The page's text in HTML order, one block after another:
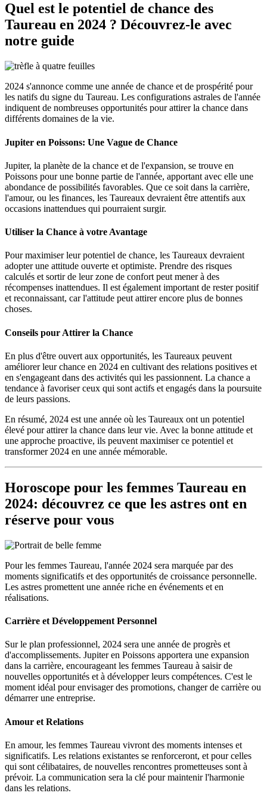
Quel est le potentiel de chance des
Taureau en 2024 ? Découvrez-le avec
notre guide
2024 s'annonce comme une année de chance et de prospérité pour
les natifs du signe du Taureau. Les configurations astrales de l'année
indiquent de nombreuses opportunités pour attirer la chance dans
différents domaines de la vie.
Jupiter en Poissons: Une Vague de Chance
Jupiter, la planète de la chance et de l'expansion, se trouve en
Poissons pour une bonne partie de l'année, apportant avec elle une
abondance de possibilités favorables. Que ce soit dans la carrière,
l'amour, ou les finances, les Taureaux devraient être attentifs aux
occasions inattendues qui pourraient surgir.
Utiliser la Chance à votre Avantage
Pour maximiser leur potentiel de chance, les Taureaux devraient
adopter une attitude ouverte et optimiste. Prendre des risques
calculés et sortir de leur zone de confort peut mener à des
récompenses inattendues. Il est également important de rester positif
et reconnaissant, car l'attitude peut attirer encore plus de bonnes
choses.
Conseils pour Attirer la Chance
En plus d'être ouvert aux opportunités, les Taureaux peuvent
améliorer leur chance en 2024 en cultivant des relations positives et
en s'engageant dans des activités qui les passionnent. La chance a
tendance à favoriser ceux qui sont actifs et engagés dans la poursuite
de leurs passions.
En résumé, 2024 est une année où les Taureaux ont un potentiel
élevé pour attirer la chance dans leur vie. Avec la bonne attitude et
une approche proactive, ils peuvent maximiser ce potentiel et
transformer 2024 en une année mémorable.
Horoscope pour les femmes Taureau en
2024: découvrez ce que les astres ont en
réserve pour vous
Pour les femmes Taureau, l'année 2024 sera marquée par des
moments significatifs et des opportunités de croissance personnelle.
Les astres promettent une année riche en événements et en
réalisations.
Carrière et Développement Personnel
Sur le plan professionnel, 2024 sera une année de progrès et
d'accomplissements. Jupiter en Poissons apportera une expansion
dans la carrière, encourageant les femmes Taureau à saisir de
nouvelles opportunités et à développer leurs compétences. C'est le
moment idéal pour envisager des promotions, changer de carrière ou
démarrer une entreprise.
Amour et Relations
En amour, les femmes Taureau vivront des moments intenses et
significatifs. Les relations existantes se renforceront, et pour celles
qui sont célibataires, de nouvelles rencontres prometteuses sont à
prévoir. La communication sera la clé pour maintenir l'harmonie
dans les relations.